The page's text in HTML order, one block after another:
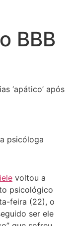
BBB
‘apático’ após
psicóloga
voltou a
psicológico
feira (22), o
ser ele